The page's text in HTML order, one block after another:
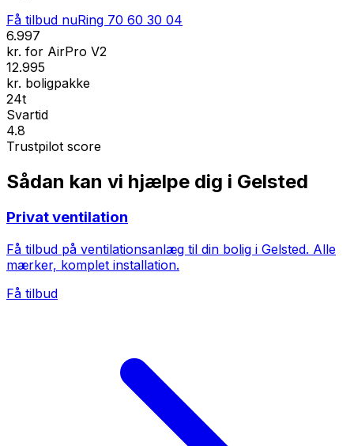
Få tilbud nuRing 70 60 30 04
6.997
kr. for AirPro V2
12.995
kr. boligpakke
24t
Svartid
4.8
Trustpilot score
Sådan kan vi hjælpe dig i Gelsted
Privat ventilation
Få tilbud på ventilationsanlæg til din bolig i Gelsted. Alle
mærker, komplet installation.
Få tilbud